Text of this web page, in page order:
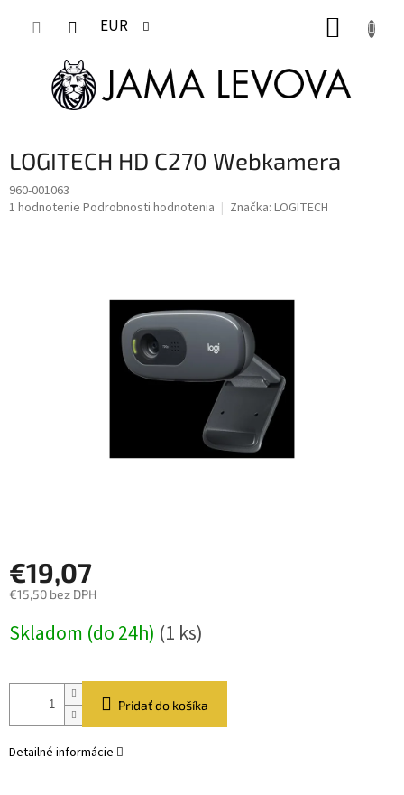
EUR
LOGITECH HD C270 Webkamera
960-001063
Priemerné
1 hodnotenie Podrobnosti hodnotenia Značka: LOGITECH
€19,07
€15,50 bez DPH
cena:
Skladom (do 24h) (1 ks)
Pridať do košíka
Detailné informácie